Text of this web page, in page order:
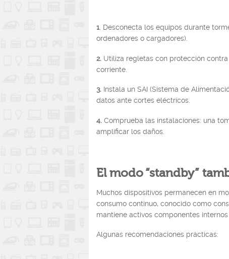
1. Desconecta los equipos durante
ordenadores o cargadores).
2. Utiliza regletas con protección
corriente.
3. Instala un SAI (Sistema de
datos ante cortes eléctricos.
4. Comprueba las instalaciones: una
amplificar los daños.
El modo “standby”
Muchos dispositivos permanecen en
consumo continuo, conocido como
mantiene activos componentes
Algunas recomendaciones prácticas: